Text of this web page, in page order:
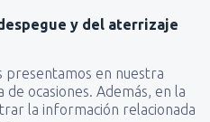
y del aterrizaje
presentamos en nuestra
ocasiones. Además, en la
la información relacionada